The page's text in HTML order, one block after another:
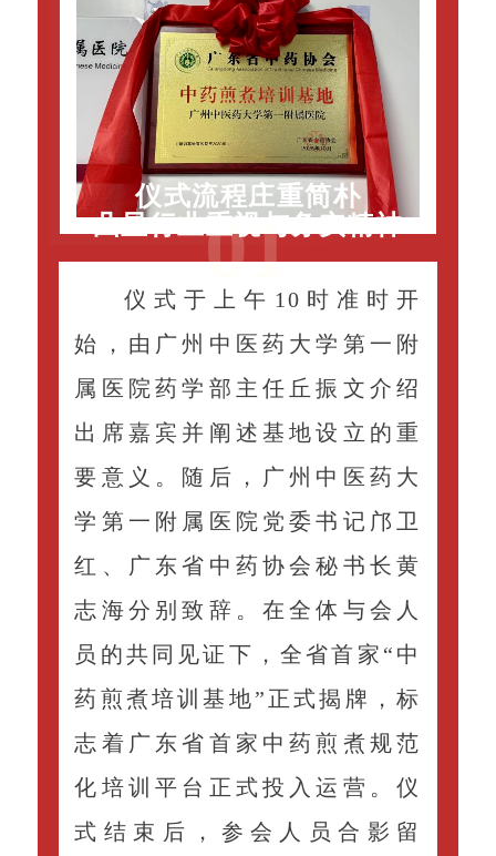
01
仪式流程庄重简朴
凸显行业重视与务实精神
仪式于上午10时准时开
始，由广州中医药大学第一附
属医院药学部主任丘振文介绍
出席嘉宾并阐述基地设立的重
要意义。随后，广州中医药大
学第一附属医院党委书记邝卫
红、广东省中药协会秘书长黄
志海分别致辞。在全体与会人
员的共同见证下，全省首家“中
药煎煮培训基地”正式揭牌，标
志着广东省首家中药煎煮规范
化培训平台正式投入运营。仪
式结束后，参会人员合影留